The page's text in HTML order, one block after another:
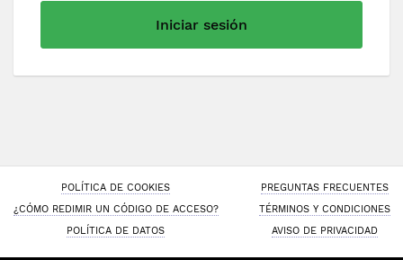
Iniciar sesión
POLÍTICA DE COOKIES
PREGUNTAS FRECUENTES
¿CÓMO REDIMIR UN CÓDIGO DE ACCESO?
TÉRMINOS Y CONDICIONES
POLÍTICA DE DATOS
AVISO DE PRIVACIDAD